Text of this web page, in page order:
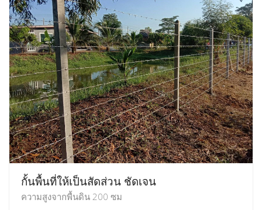
กั้นพื้นที่ให้เป็นสัดส่วน ชัดเจน
ความสูงจากพื้นดิน 200 ซม